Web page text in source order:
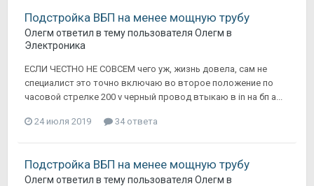
Подстройка ВБП на менее мощную трубу
Олегм ответил в тему пользователя Олегм в
Электроника
ЕСЛИ ЧЕСТНО НЕ СОВСЕМ чего уж, жизнь довела, сам не
специалист это точно включаю во второе положение по
часовой стрелке 200 v черный провод втыкаю в in на бп а...
24 июля 2019 34 ответа
Подстройка ВБП на менее мощную трубу
Олегм ответил в тему пользователя Олегм в